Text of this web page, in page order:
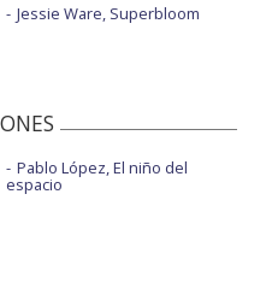
Jessie Ware, Superbloom
Pablo López, El niño del
espacio